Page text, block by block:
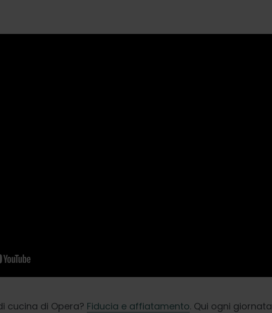
cucina di Opera? Fiducia e affiatamento. Qui ogni giornata